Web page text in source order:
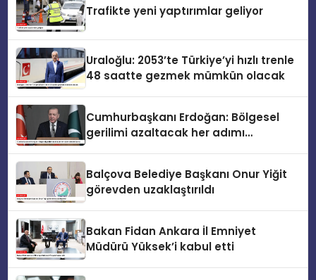
Trafikte yeni yaptırımlar geliyor
Uraloğlu: 2053’te Türkiye’yi hızlı trenle
48 saatte gezmek mümkün olacak
Cumhurbaşkanı Erdoğan: Bölgesel
gerilimi azaltacak her adımı
Balçova Belediye Başkanı Onur Yiğit
görevden uzaklaştırıldı
Bakan Fidan Ankara İl Emniyet
Müdürü Yüksek’i kabul etti